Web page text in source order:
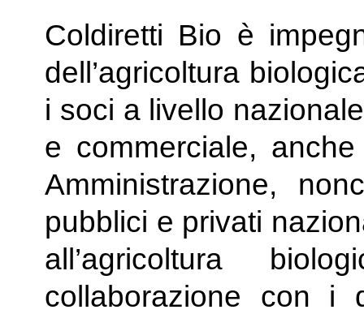
Coldiretti Bio è
dell’agricoltura
i soci a livello
e commerciale,
Amministrazione,
pubblici e privati
all’agricoltura
collaborazione con i